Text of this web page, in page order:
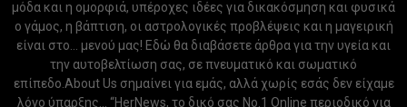
μόδα και η ομορφιά, υπέροχες ιδέες για δικακόσμηση και φυσικά
ο γάμος, η βάπτιση, οι αστρολογικές προβλέψεις και η μαγειρική
είναι στο... μενού μας! Εδώ θα διαβάσετε άρθρα για την υγεία και
την αυτοβελτίωση σας, σε πνευματικό και σωματικό
επίπεδο.About Us σημαίνει για εμάς, αλλά χωρίς εσάς δεν είχαμε
λόγο ύπαρξης... “HerNews, το δικό σας Νo.1 Online περιοδικό για